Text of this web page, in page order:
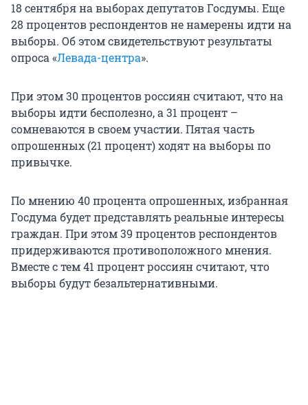
18 сентября на выборах депутатов Госдумы. Еще
28 процентов респондентов не намерены идти на
выборы. Об этом свидетельствуют результаты
опроса «Левада-центра».
При этом 30 процентов россиян считают, что на
выборы идти бесполезно, а 31 процент –
сомневаются в своем участии. Пятая часть
опрошенных (21 процент) ходят на выборы по
привычке.
По мнению 40 процента опрошенных, избранная
Госдума будет представлять реальные интересы
граждан. При этом 39 процентов респондентов
придерживаются противоположного мнения.
Вместе с тем 41 процент россиян считают, что
выборы будут безальтернативными.